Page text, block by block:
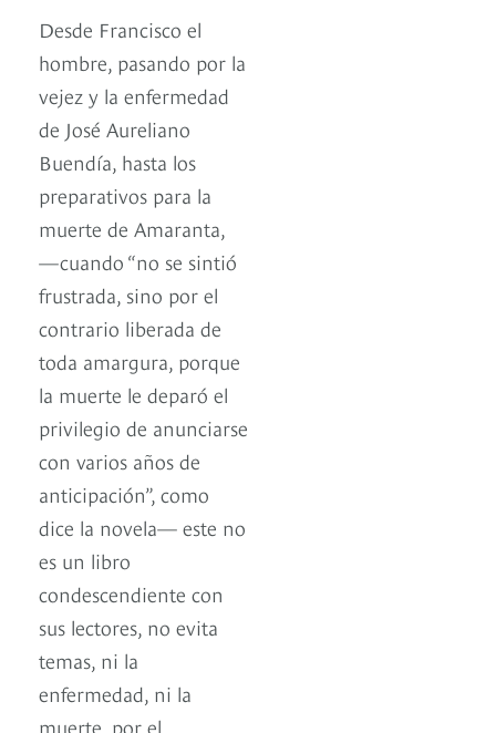
Desde Francisco el
hombre, pasando por la
vejez y la enfermedad
de José Aureliano
Buendía, hasta los
preparativos para la
muerte de Amaranta,
—cuando “no se sintió
frustrada, sino por el
contrario liberada de
toda amargura, porque
la muerte le deparó el
privilegio de anunciarse
con varios años de
anticipación”, como
dice la novela— este no
es un libro
condescendiente con
sus lectores, no evita
temas, ni la
enfermedad, ni la
muerte, por el